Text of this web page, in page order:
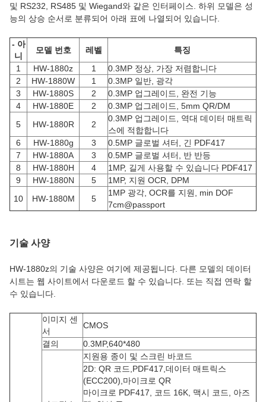
및 RS232, RS485 및 Wiegand와 같은 인터페이스. 하위 모델은 성
능의 상승 순서로 분류되어 아래 표에 나열되어 있습니다.
- 아
니
모델 번호 레벨
특징
1
HW-1880z 1
0.3MP 정상, 가장 저렴합니다
2
HW-1880W 1
0.3MP 일반, 광각
3
HW-1880S 2
0.3MP 업그레이드, 완전 기능
4
HW-1880E 2
0.3MP 업그레이드, 5mm QR/DM
5
HW-1880R 2
0.3MP 업그레이드, 역대 데이터 매트릭
스에 적합합니다
6
HW-1880g 3
0.5MP 글로벌 셔터, 긴 PDF417
7
HW-1880A 3
0.5MP 글로벌 셔터, 반 반등
8
HW-1880H 4
1MP, 길게 사용할 수 있습니다 PDF417
9
HW-1880N 5
1MP, 지원 OCR, DPM
10
HW-1880M 5
1MP 광각, OCR를 지원, min DOF
7cm@passport
기술 사양
HW-1880z의 기술 사양은 여기에 제공됩니다. 다른 모델의 데이터
시트는 웹 사이트에서 다운로드 할 수 있습니다. 또는 직접 연락 할
수 있습니다.
이미지 센
서
CMOS
결의
0.3MP,640*480
지원용 종이 및 스크린 바코드
2D: QR 코드,PDF417,데이터 매트릭스
(ECC200),마이크로 QR
마이크로 PDF417, 코드 16K, 맥시 코드, 아즈